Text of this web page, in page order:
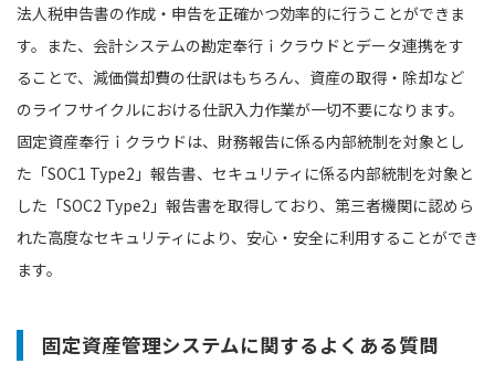
法人税申告書の作成・申告を正確かつ効率的に行うことができま
す。また、会計システムの勘定奉行ｉクラウドとデータ連携をす
ることで、減価償却費の仕訳はもちろん、資産の取得・除却など
のライフサイクルにおける仕訳入力作業が一切不要になります。
固定資産奉行ｉクラウドは、財務報告に係る内部統制を対象とし
た「SOC1 Type2」報告書、セキュリティに係る内部統制を対象と
した「SOC2 Type2」報告書を取得しており、第三者機関に認めら
れた高度なセキュリティにより、安心・安全に利用することができ
ます。
固定資産管理システムに関するよくある質問